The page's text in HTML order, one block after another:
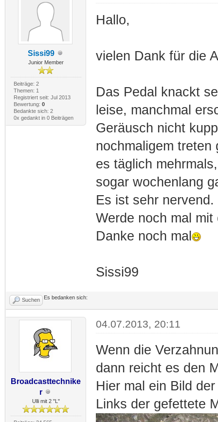
Sissi99
Junior Member
Beiträge: 2
Themen: 1
Registriert seit: Jul 2013
Bewertung: 0
Bedankte sich: 2
0x gedankt in 0 Beiträgen
Hallo,
vielen Dank für die
Das Pedal knackt
leise, manchmal
Geräusch nicht
nochmaligem treten
es täglich
sogar wochenlang
Es ist sehr nervend.
Werde noch mal
Danke noch mal
Sissi99
Suchen Es bedanken sich:
Broadcasttechnike
r
Ulli mit 2 "L"
04.07.2013, 20:11
Wenn die
dann reicht es den
Hier mal ein Bild
Links der gefettete